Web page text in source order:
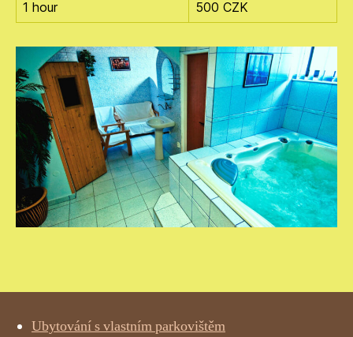
1 hour
500 CZK
Ubytování s vlastním parkovištěm